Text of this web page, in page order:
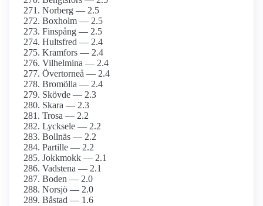
Norberg — 2.5
Boxholm — 2.5
Finspång — 2.5
Hultsfred — 2.4
Kramfors — 2.4
Vilhelmina — 2.4
Övertorneå — 2.4
Bromölla — 2.4
Skövde — 2.3
Skara — 2.3
Trosa — 2.2
Lycksele — 2.2
Bollnäs — 2.2
Partille — 2.2
Jokkmokk — 2.1
Vadstena — 2.1
Boden — 2.0
Norsjö — 2.0
Båstad — 1.6